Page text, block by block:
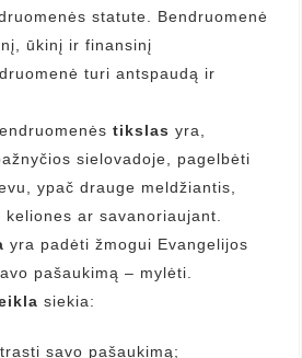
statute. Bendruomenė
ūkinį ir finansinį
turi antspaudą ir
tikslas yra,
sielovadoje, pagelbėti
ypač drauge meldžiantis,
ar savanoriaujant.
yra padėti žmogui Evangelijos
pašaukimą – mylėti.
siekia:
savo pašaukimą;